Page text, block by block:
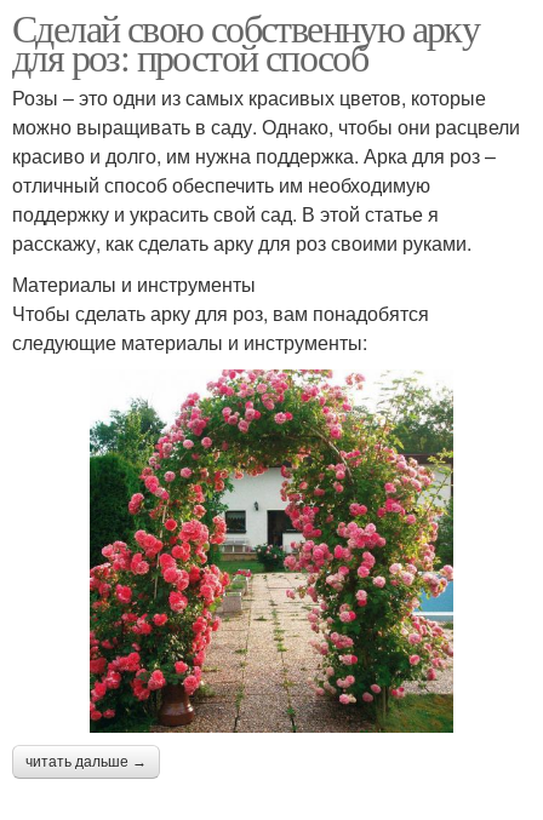
Сделай свою собственную арку
для роз: простой способ
Розы – это одни из самых красивых цветов, которые
можно выращивать в саду. Однако, чтобы они расцвели
красиво и долго, им нужна поддержка. Арка для роз –
отличный способ обеспечить им необходимую
поддержку и украсить свой сад. В этой статье я
расскажу, как сделать арку для роз своими руками.
Материалы и инструменты
Чтобы сделать арку для роз, вам понадобятся
следующие материалы и инструменты:
читать дальше →